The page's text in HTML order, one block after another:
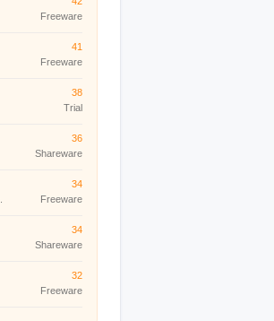
Freeware
41
Freeware
38
Trial
36
Shareware
34
Freeware
34
Shareware
32
Freeware